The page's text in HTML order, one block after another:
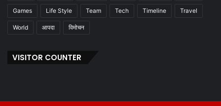
Games Life Style Team Tech Timeline Travel
World आपदा विमोचन
VISITOR COUNTER